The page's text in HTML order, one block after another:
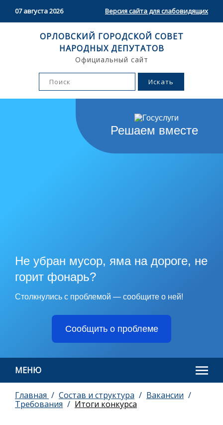
07 августа 2026 Версия сайта для слабовидящих
ОРЛОВСКИЙ ГОРОДСКОЙ СОВЕТ
НАРОДНЫХ ДЕПУТАТОВ
Официальный сайт
Решаем вместе
Не убран мусор, яма на дороге, не
горит фонарь?
Столкнулись с проблемой — сообщите о ней!
Сообщить о проблеме
МЕНЮ
Главная Состав и структура
Вакансии
Требования
Итоги конкурса